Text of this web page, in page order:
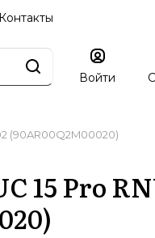
Контакты
Войти
(90AR00Q2M00020)
15 Pro